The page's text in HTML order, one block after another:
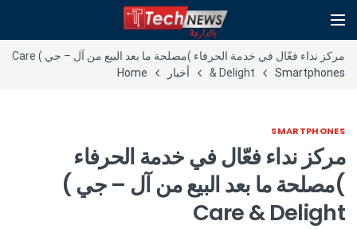
مركز نداء فعّال في خدمة الحرفاء )مصلحة ما بعد البيع من آل – جي ) Care
& Delight
Smartphones أخبار Home
SMARTPHONES
مركز نداء فعّال في خدمة الحرفاء
)مصلحة ما بعد البيع من آل – جي )
Care & Delight